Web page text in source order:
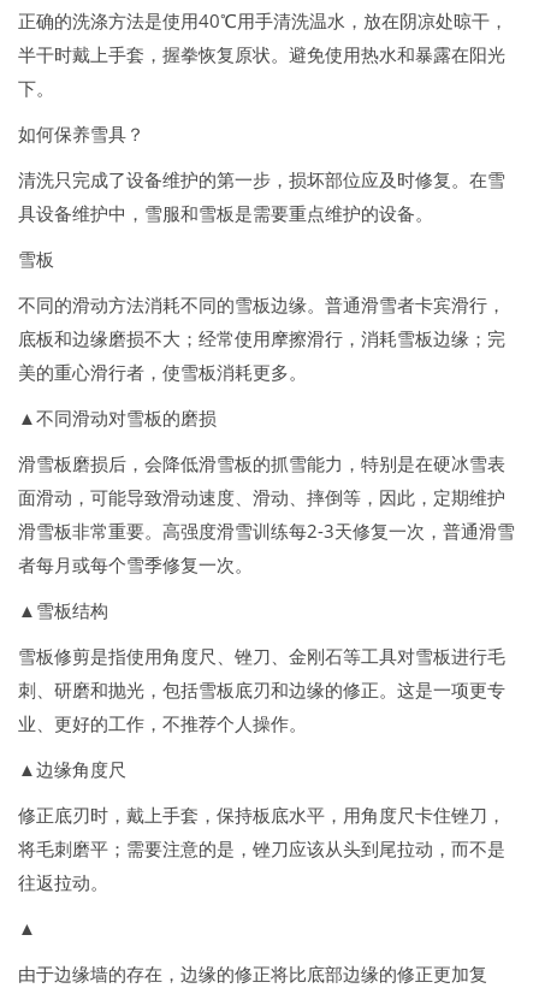
正确的洗涤方法是使用40℃用手清洗温水，放在阴凉处晾干，
半干时戴上手套，握拳恢复原状。避免使用热水和暴露在阳光
下。
如何保养雪具？
清洗只完成了设备维护的第一步，损坏部位应及时修复。在雪
具设备维护中，雪服和雪板是需要重点维护的设备。
雪板
不同的滑动方法消耗不同的雪板边缘。普通滑雪者卡宾滑行，
底板和边缘磨损不大；经常使用摩擦滑行，消耗雪板边缘；完
美的重心滑行者，使雪板消耗更多。
▲不同滑动对雪板的磨损
滑雪板磨损后，会降低滑雪板的抓雪能力，特别是在硬冰雪表
面滑动，可能导致滑动速度、滑动、摔倒等，因此，定期维护
滑雪板非常重要。高强度滑雪训练每2-3天修复一次，普通滑雪
者每月或每个雪季修复一次。
▲雪板结构
雪板修剪是指使用角度尺、锉刀、金刚石等工具对雪板进行毛
刺、研磨和抛光，包括雪板底刃和边缘的修正。这是一项更专
业、更好的工作，不推荐个人操作。
▲边缘角度尺
修正底刃时，戴上手套，保持板底水平，用角度尺卡住锉刀，
将毛刺磨平；需要注意的是，锉刀应该从头到尾拉动，而不是
往返拉动。
▲
由于边缘墙的存在，边缘的修正将比底部边缘的修正更加复